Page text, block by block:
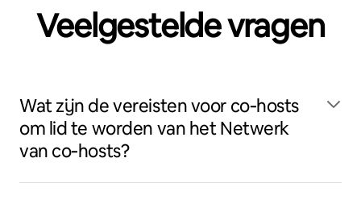
Veelgestelde vragen
Wat zijn de vereisten voor co‑hosts
om lid te worden van het Netwerk
van co‑hosts?